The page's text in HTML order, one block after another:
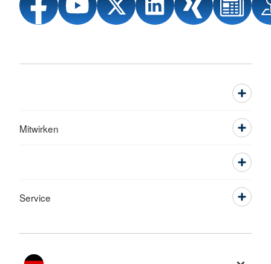
Mitwirken
Service
Sprache wechseln zu